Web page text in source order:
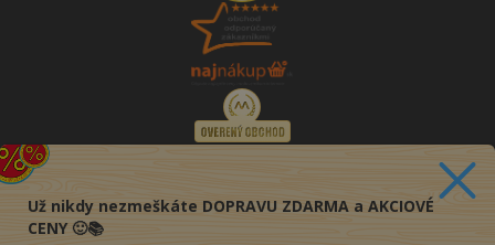
Už nikdy nezmeškáte DOPRAVU ZDARMA a AKCIOVÉ
CENY 🙂📚